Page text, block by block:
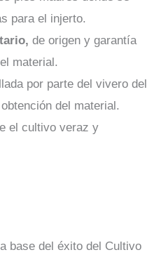
para el injerto.
de origen y garantía
material.
por parte del vivero del
del material.
el cultivo veraz y
base del éxito del Cultivo